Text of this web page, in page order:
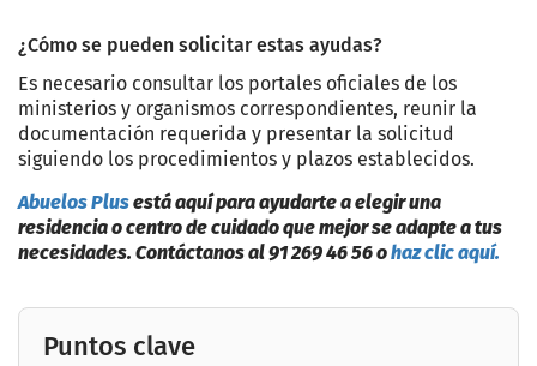
¿Cómo se pueden solicitar estas ayudas?
Es necesario consultar los portales oficiales de los
ministerios y organismos correspondientes, reunir la
documentación requerida y presentar la solicitud
siguiendo los procedimientos y plazos establecidos.
Abuelos Plusestá aquí para ayudarte a elegir una
residencia o centro de cuidado que mejor se adapte a tus
necesidades. Contáctanos al 91 269 46 56 ohaz clic aquí.
Puntos clave